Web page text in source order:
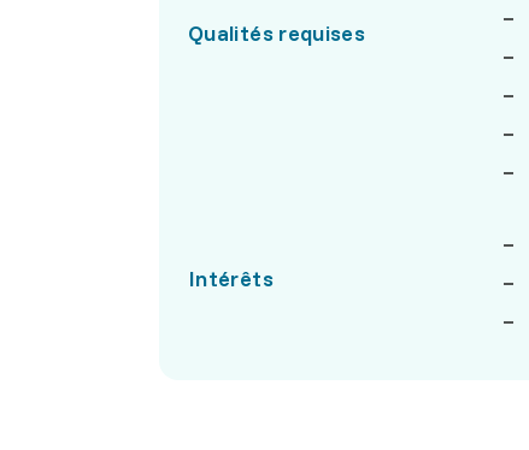
Qualités requises
Intérêts